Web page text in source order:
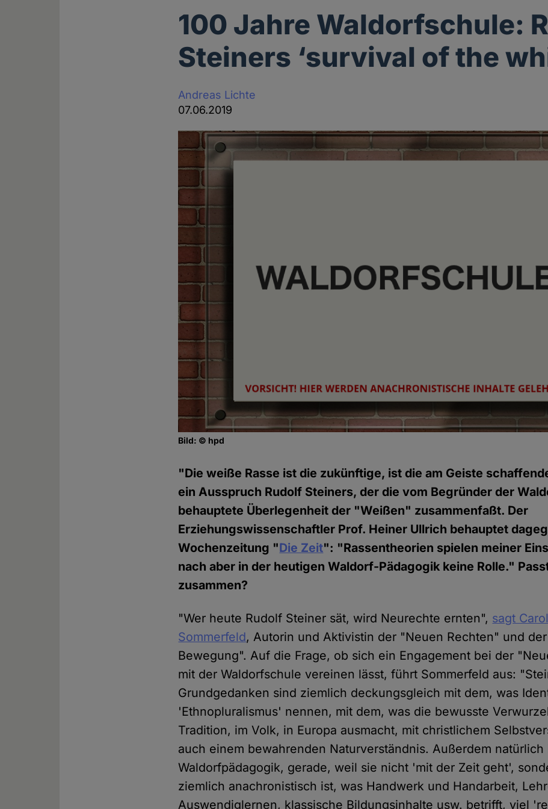
100 Jahre Waldorfschule:
Steiners ‘survival of the
Andreas Lichte
07.06.2019
Bild: © hpd
"Die weiße Rasse ist die zukünftige, ist die am Geiste
ein Ausspruch Rudolf Steiners, der die vom Begründer der
behauptete Überlegenheit der "Weißen" zusammenfaßt. Der
Erziehungswissenschaftler Prof. Heiner Ullrich behauptet
Wochenzeitung "Die Zeit": "Rassentheorien spielen meiner
nach aber in der heutigen Waldorf-Pädagogik keine Rolle."
zusammen?
"Wer heute Rudolf Steiner sät, wird Neurechte ernten", sagt
Sommerfeld, Autorin und Aktivistin der "Neuen Rechten" und
Bewegung". Auf die Frage, ob sich ein Engagement bei der
mit der Waldorfschule vereinen lässt, führt Sommerfeld aus:
Grundgedanken sind ziemlich deckungsgleich mit dem, was
'Ethnopluralismus' nennen, mit dem, was die bewusste
Tradition, im Volk, in Europa ausmacht, mit christlichem
auch einem bewahrenden Naturverständnis. Außerdem natürlich
Waldorfpädagogik, gerade, weil sie nicht 'mit der Zeit geht',
ziemlich anachronistisch ist, was Handwerk und Handarbeit,
Auswendiglernen, klassische Bildungsinhalte usw. betrifft, viel